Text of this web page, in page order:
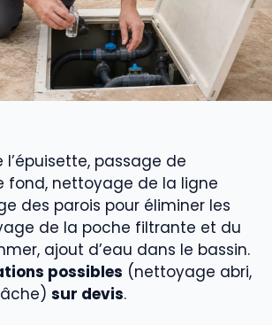
l’épuisette, passage de
fond, nettoyage de la ligne
des parois pour éliminer les
de la poche filtrante et du
ajout d’eau dans le bassin.
possibles (nettoyage abri,
sur devis.